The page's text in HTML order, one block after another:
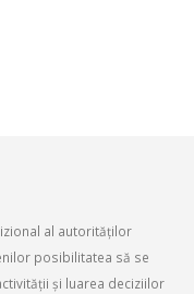
al autorităților
posibilitatea să se
și luarea deciziilor